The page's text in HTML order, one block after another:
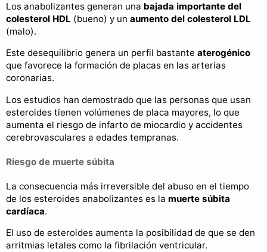
Los anabolizantes generan una bajada importante del
colesterol HDL (bueno) y un aumento del colesterol LDL
(malo).
Este desequilibrio genera un perfil bastante aterogénico
que favorece la formación de placas en las arterias
coronarias.
Los estudios han demostrado que las personas que usan
esteroides tienen volúmenes de placa mayores, lo que
aumenta el riesgo de infarto de miocardio y accidentes
cerebrovasculares a edades tempranas.
Riesgo de muerte súbita
La consecuencia más irreversible del abuso en el tiempo
de los esteroides anabolizantes es la muerte súbita
cardíaca.
El uso de esteroides aumenta la posibilidad de que se den
arritmias letales como la fibrilación ventricular.